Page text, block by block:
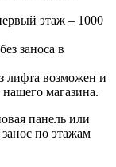
этаж – 1000
заноса в
лифта возможен и
магазина.
панель или
по этажам